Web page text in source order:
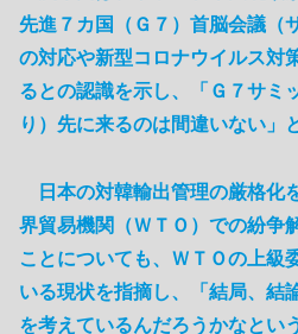
先進７カ国（Ｇ７）首脳会議（
の対応や新型コロナウイルス対
るとの認識を示し、「Ｇ７サミ
り）先に来るのは間違いない」
日本の対韓輸出管理の厳格化
界貿易機関（ＷＴＯ）での紛争
ことについても、ＷＴＯの上級
いる現状を指摘し、「結局、結
を考えているんだろうかなとい